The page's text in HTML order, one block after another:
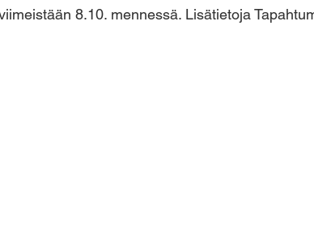
8.10. mennessä. Lisätietoja